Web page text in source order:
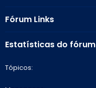
Fórum Links
Estatísticas do fórum
Tópicos